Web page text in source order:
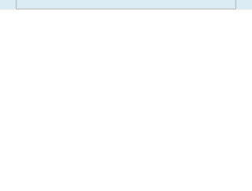
の２〜弾き語り・ボイス